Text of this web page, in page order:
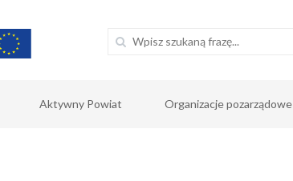
Aktywny Powiat Organizacje pozarządowe